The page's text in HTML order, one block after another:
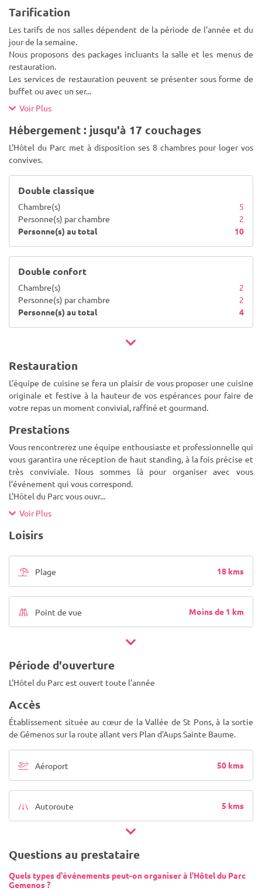
Tarification
Les tarifs de nos salles dépendent de la période de l'année et du
jour de la semaine.
Nous proposons des packages incluants la salle et les menus de
restauration.
Les services de restauration peuvent se présenter sous forme de
buffet ou avec un ser...
Voir Plus
Hébergement : jusqu'à 17 couchages
L'Hôtel du Parc met à disposition ses 8 chambres pour loger vos
convives.
Double classique
Chambre(s)
5
Personne(s) par chambre
2
Personne(s) au total
10
Double confort
Chambre(s)
2
Personne(s) par chambre
2
Personne(s) au total
4
Restauration
L'équipe de cuisine se fera un plaisir de vous proposer une cuisine
originale et festive à la hauteur de vos espérances pour faire de
votre repas un moment convivial, raffiné et gourmand.
Prestations
Vous rencontrerez une équipe enthousiaste et professionnelle qui
vous garantira une réception de haut standing, à la fois précise et
très conviviale. Nous sommes là pour organiser avec vous
l’événement qui vous correspond.
L'Hôtel du Parc vous ouvr...
Voir Plus
Loisirs
Plage 18 kms
Point de vue Moins de 1 km
Période d'ouverture
L'Hôtel du Parc est ouvert toute l'année
Accès
Établissement située au cœur de la Vallée de St Pons, à la sortie
de Gémenos sur la route allant vers Plan d'Aups Sainte Baume.
Aéroport 50 kms
Autoroute 5 kms
Questions au prestataire
Quels types d'événements peut-on organiser à l'Hôtel du Parc
Gemenos ?